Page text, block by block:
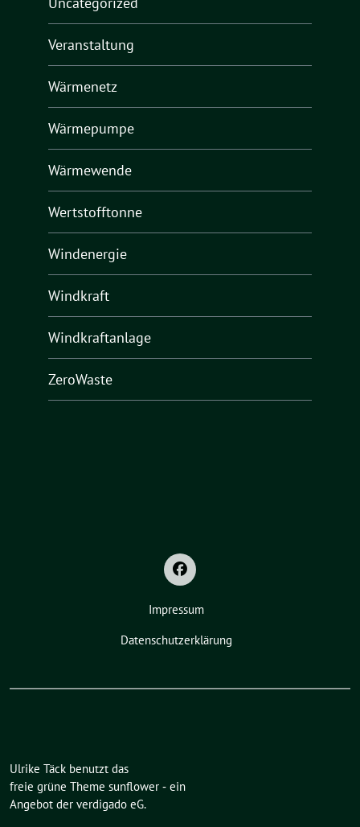
Veranstaltung
Wärmenetz
Wärmepumpe
Wärmewende
Wertstofftonne
Windenergie
Windkraft
Windkraftanlage
ZeroWaste
Impressum
Datenschutzerklärung
Ulrike Täck benutzt das
freie grüne Theme sunflower ‐ ein
Angebot der verdigado eG.